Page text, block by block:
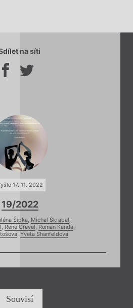
na síti
17. 11. 2022
19/2022
Šipka, Michal Škrabal ,
, René Crevel , Roman Kanda,
, Yveta Shanfeldová
Souvisí